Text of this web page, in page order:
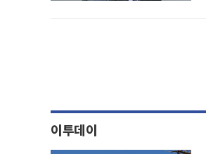
이투데이